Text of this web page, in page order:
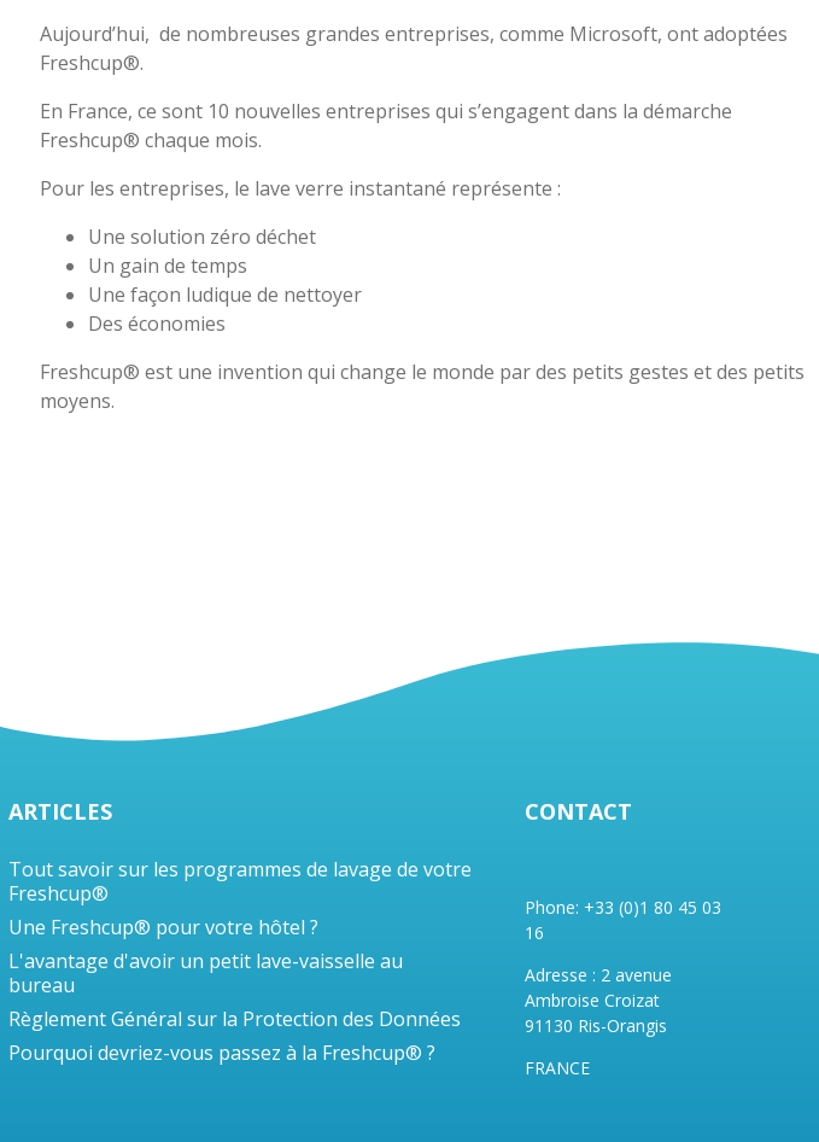
Aujourd’hui, de nombreuses grandes entreprises, comme Microsoft, ont adoptées
Freshcup®.
En France, ce sont 10 nouvelles entreprises qui s’engagent dans la démarche
Freshcup® chaque mois.
Pour les entreprises, le lave verre instantané représente :
Une solution zéro déchet
Un gain de temps
Une façon ludique de nettoyer
Des économies
Freshcup® est une invention qui change le monde par des petits gestes et des petits
moyens.
ARTICLES
Tout savoir sur les programmes de lavage de votre
Freshcup®
Une Freshcup® pour votre hôtel ?
L'avantage d'avoir un petit lave-vaisselle au
bureau
Règlement Général sur la Protection des Données
Pourquoi devriez-vous passez à la Freshcup® ?
CONTACT
Phone: +33 (0)1 80 45 03
16
Adresse : 2 avenue
Ambroise Croizat
91130 Ris-Orangis
FRANCE